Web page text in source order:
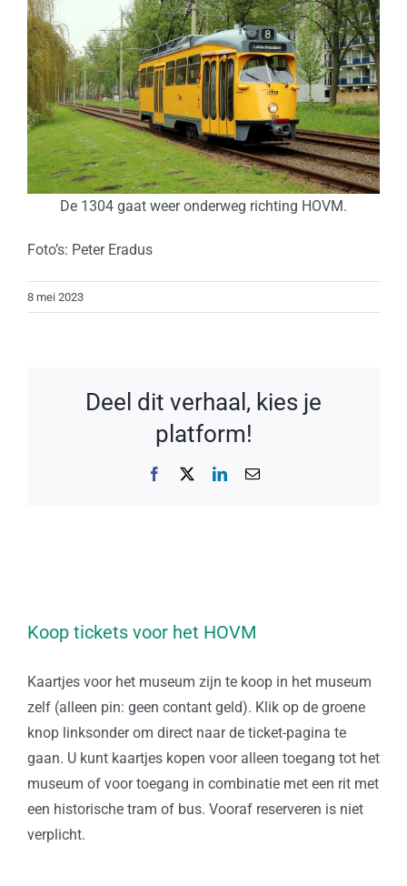
De 1304 gaat weer onderweg richting HOVM.
Foto’s: Peter Eradus
8 mei 2023
Deel dit verhaal, kies je
platform!
Facebook LinkedIn
E-
Koop tickets voor het HOVM
Kaartjes voor het museum zijn te koop in het museum
zelf (alleen pin: geen contant geld). Klik op de groene
knop linksonder om direct naar de ticket-pagina te
gaan. U kunt kaartjes kopen voor alleen toegang tot het
museum of voor toegang in combinatie met een rit met
een historische tram of bus. Vooraf reserveren is niet
verplicht.